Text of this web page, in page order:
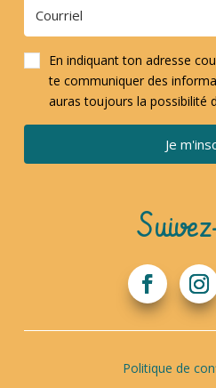
En indiquant ton adresse
te communiquer des
auras toujours la possibilité
Je
Politique de